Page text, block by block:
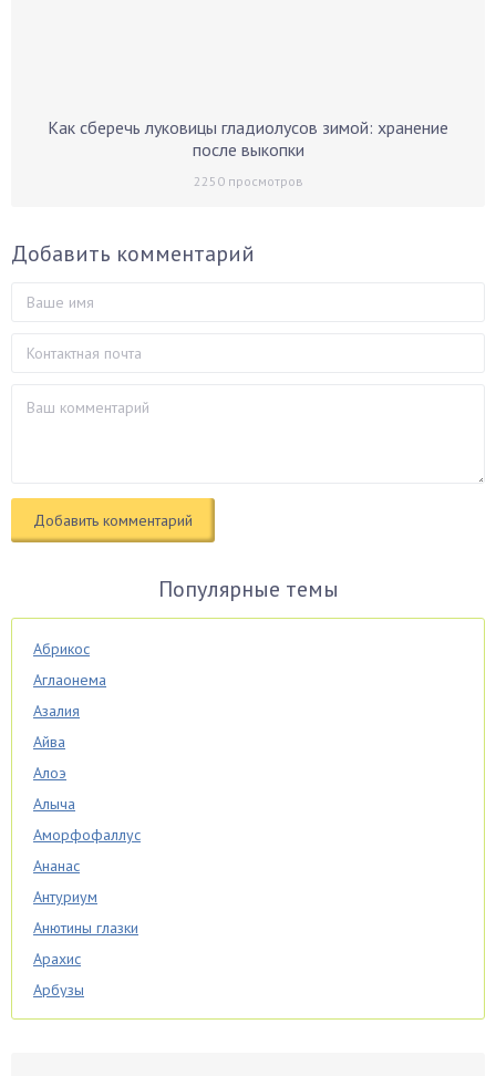
Как сберечь луковицы гладиолусов зимой: хранение
после выкопки
2250просмотров
Добавить комментарий
Популярные темы
Абрикос
Аглаонема
Азалия
Айва
Алоэ
Алыча
Аморфофаллус
Ананас
Антуриум
Анютины глазки
Арахис
Арбузы
Аспарагус